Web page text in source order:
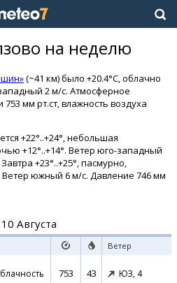
на неделю
(~41 км) было +20.4°C, облачно
2 м/с. Атмосферное
мм рт.ст, влажность воздуха
+22°..+24°, небольшая
+12°..+14°. Ветер юго-западный
+23°..+25°, пасмурно,
южный 6 м/с. Давление 746 мм
Августа
Ветер
753 43 ЮЗ, 4